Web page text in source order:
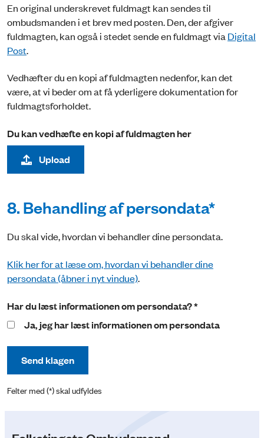
En original underskrevet fuldmagt kan sendes til
ombudsmanden i et brev med posten. Den, der afgiver
fuldmagten, kan også i stedet sende en fuldmagt via Digital
Post.
Vedhæfter du en kopi af fuldmagten nedenfor, kan det
være, at vi beder om at få yderligere dokumentation for
fuldmagtsforholdet.
Du kan vedhæfte en kopi af fuldmagten her
Upload
8. Behandling af persondata*
Du skal vide, hvordan vi behandler dine persondata.
Klik her for at læse om, hvordan vi behandler dine
persondata (åbner i nyt vindue).
Har du læst informationen om persondata? *
Ja, jeg har læst informationen om persondata
Send klagen
Felter med (*) skal udfyldes